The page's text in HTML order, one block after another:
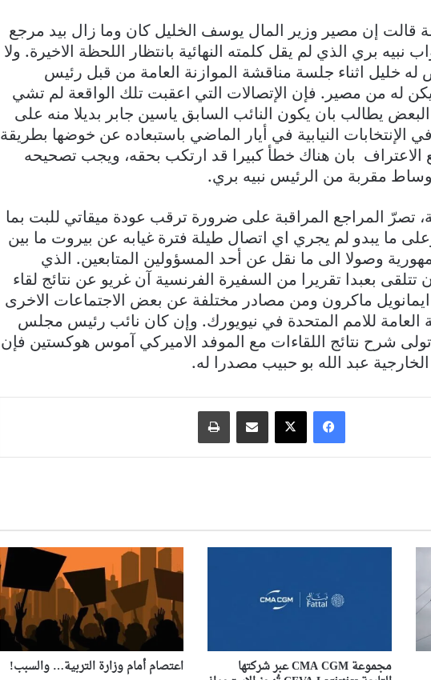
إن مصير وزير المال يوسف الخليل كان وما زال بيد مرجع
بري الذي لم يقل كلمته النهائية بانتظار اللحظة الاخيرة. ولا
له خليل اثناء جلسة مناقشة الموازنة العامة من قبل رئيس
له من مصير. فإن الإتصالات التي اعقبت تلك الواقعة لم تشي
يطالب بان يكون النائب السابق ياسين جابر بديلا منه على
الإنتخابات النيابية في أيار الماضي باستبعاده عن خوضها بطريقة
الاعتراف بان هناك خطأ كبيرا قد ارتكب بحقه، ويجب تصحيحه
مقربة من الرئيس نبيه بري.
تصرّ المراجع المراقبة على ضرورة ترقب عودة ميقاتي للبت بما
ما يبدو لم يجري اي اتصال طيلة فترة غيابه عن بيروت ما بين
وصولا الى ما نقل عن أحد المسؤولين المتابعين. الذي
بعبدا تقريرا من السفيرة الفرنسية آن غريو عن نتائج لقاء
ماكرون ومن مصادر مختلفة عن بعض الاجتماعات الاخرى
العامة للامم المتحدة في نيويورك. وإن كان نائب رئيس مجلس
شرح نتائج اللقاءات مع الموفد الاميركي آموس هوكستين فإن
عبد الله بو حبيب مصدرا له.
فيسبوك ‫X مشاركة عبر البريد طباعة
مجموعة CMA CGM عبر شركتها اعتصام أمام وزارة التربية… والسبب!